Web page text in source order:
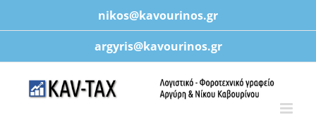
περιεχόμενο
nikos@kavourinos.gr
argyris@kavourinos.gr